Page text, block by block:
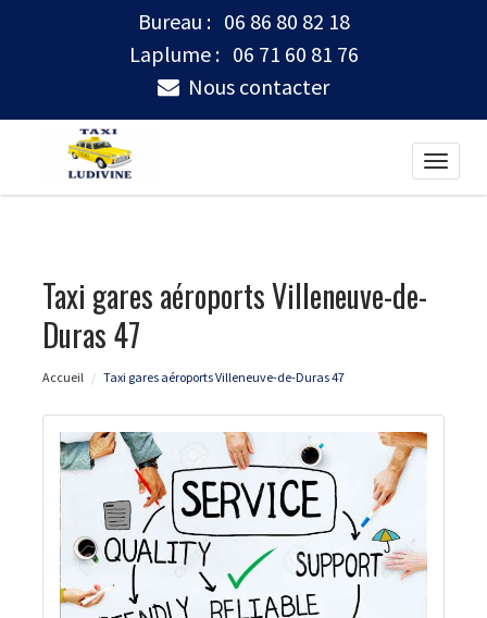
Bureau : 06 86 80 82 18
Laplume : 06 71 60 81 76
Nous contacter
Toggle
Taxi gares aéroports Villeneuve-de-
Duras 47
Accueil Taxi gares aéroports Villeneuve-de-Duras 47